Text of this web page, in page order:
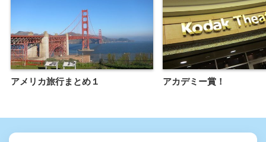
アメリカ旅行まとめ１ アカデミー賞！